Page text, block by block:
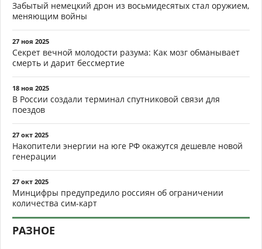
Забытый немецкий дрон из восьмидесятых стал оружием,
меняющим войны
27 ноя 2025
Секрет вечной молодости разума: Как мозг обманывает
смерть и дарит бессмертие
18 ноя 2025
В России создали терминал спутниковой связи для
поездов
27 окт 2025
Накопители энергии на юге РФ окажутся дешевле новой
генерации
27 окт 2025
Минцифры предупредило россиян об ограничении
количества сим-карт
РАЗНОЕ